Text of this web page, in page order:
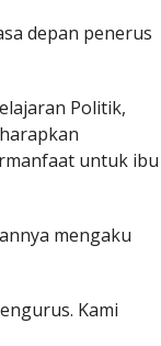
depan penerus
Politik,
untuk ibu
mengaku
Kami